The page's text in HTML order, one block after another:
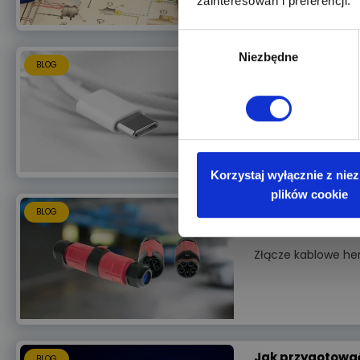
Niezbędne
Korzystaj wyłącznie z
plików cookie
BLOG Przewodnik po
Czym jest USB-
BLOG
Złącze kablowe